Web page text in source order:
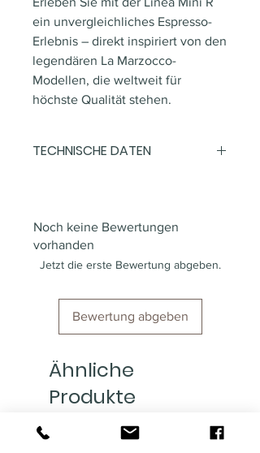
ein unvergleichliches Espresso-
Erlebnis – direkt inspiriert von den
legendären La Marzocco-
Modellen, die weltweit für
höchste Qualität stehen.
TECHNISCHE DATEN
Gewicht: 30 kg
Noch keine Bewertungen
vorhanden
Jetzt die erste Bewertung abgeben.
Bewertung abgeben
Ähnliche
Produkte